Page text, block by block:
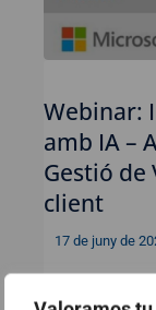
Webinar:
amb IA –
Gestió de
client
17 de juny de